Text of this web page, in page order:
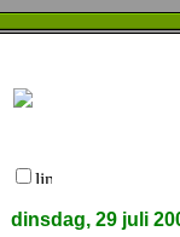
dinsdag, 29 juli